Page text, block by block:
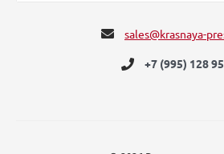
sales@krasnaya-
+7 (995) 128